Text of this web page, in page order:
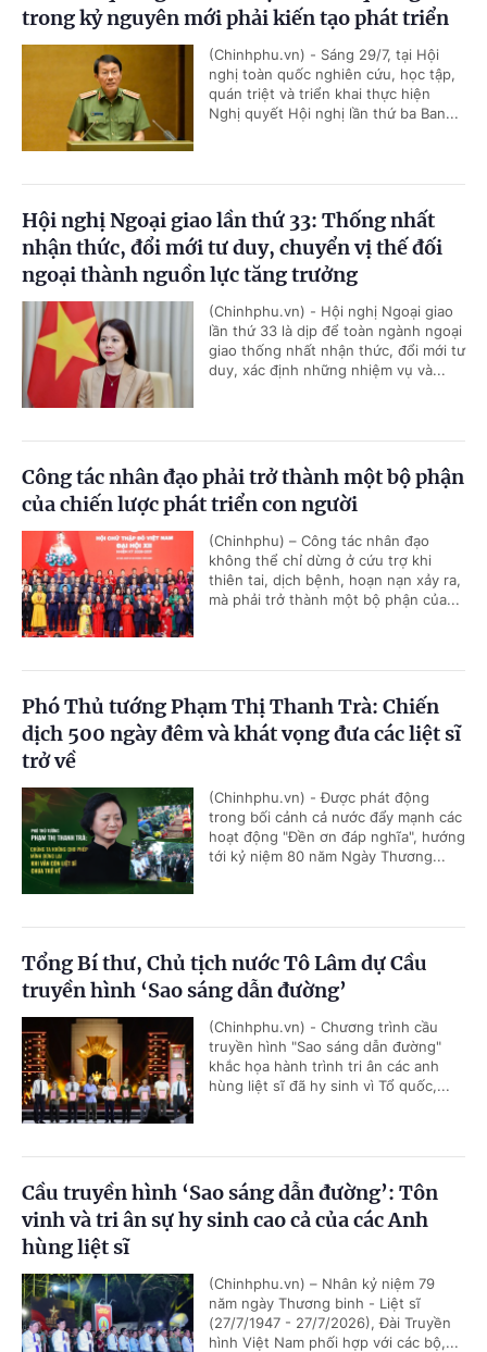
trong kỷ nguyên mới phải kiến tạo phát triển
(Chinhphu.vn) - Sáng 29/7, tại Hội
nghị toàn quốc nghiên cứu, học tập,
quán triệt và triển khai thực hiện
Nghị quyết Hội nghị lần thứ ba Ban...
Hội nghị Ngoại giao lần thứ 33: Thống nhất
nhận thức, đổi mới tư duy, chuyển vị thế đối
ngoại thành nguồn lực tăng trưởng
(Chinhphu.vn) - Hội nghị Ngoại giao
lần thứ 33 là dịp để toàn ngành ngoại
giao thống nhất nhận thức, đổi mới tư
duy, xác định những nhiệm vụ và...
Công tác nhân đạo phải trở thành một bộ phận
của chiến lược phát triển con người
(Chinhphu) – Công tác nhân đạo
không thể chỉ dừng ở cứu trợ khi
thiên tai, dịch bệnh, hoạn nạn xảy ra,
mà phải trở thành một bộ phận của...
Phó Thủ tướng Phạm Thị Thanh Trà: Chiến
dịch 500 ngày đêm và khát vọng đưa các liệt sĩ
trở về
(Chinhphu.vn) - Được phát động
trong bối cảnh cả nước đẩy mạnh các
hoạt động "Đền ơn đáp nghĩa", hướng
tới kỷ niệm 80 năm Ngày Thương...
Tổng Bí thư, Chủ tịch nước Tô Lâm dự Cầu
truyền hình ‘Sao sáng dẫn đường’
(Chinhphu.vn) - Chương trình cầu
truyền hình "Sao sáng dẫn đường"
khắc họa hành trình tri ân các anh
hùng liệt sĩ đã hy sinh vì Tổ quốc,...
Cầu truyền hình ‘Sao sáng dẫn đường’: Tôn
vinh và tri ân sự hy sinh cao cả của các Anh
hùng liệt sĩ
(Chinhphu.vn) – Nhân kỷ niệm 79
năm ngày Thương binh - Liệt sĩ
(27/7/1947 - 27/7/2026), Đài Truyền
hình Việt Nam phối hợp với các bộ,...